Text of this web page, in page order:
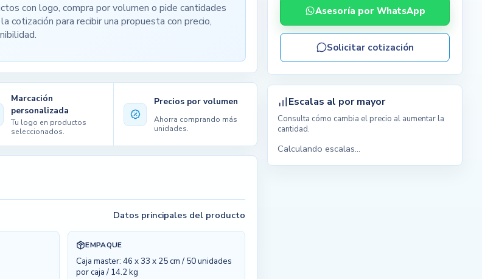
con logo, compra por volumen o pide cantidades
cotización para recibir una propuesta con precio,
Marcación
personalizada
Tu logo en productos
seleccionados.
Precios por volumen
Ahorra comprando más
unidades.
Datos principales del producto
EMPAQUE
Caja master: 46 x 33 x 25 cm / 50 unidades
por caja / 14.2 kg
Asesoría por WhatsApp
Solicitar cotización
Escalas al por mayor
Consulta cómo cambia el precio al aumentar la
cantidad.
Calculando escalas...